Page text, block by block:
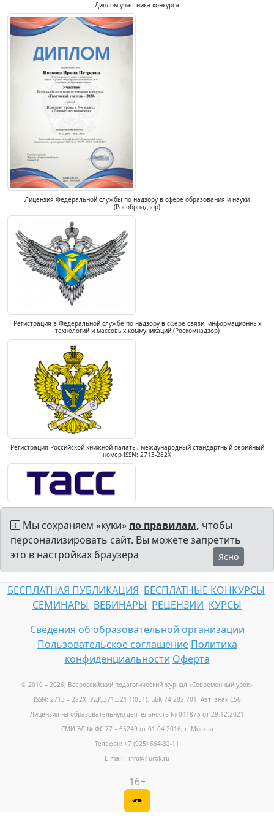
Диплом участника конкурса
Лицензия Федеральной службы по надзору в сфере образования и науки
(Рособрнадзор)
Регистрация в Федеральной службе по надзору в сфере связи, информационных
технологий и массовых коммуникаций (Роскомнадзор)
Регистрация Российской книжной палаты, международный стандартный серийный
номер ISSN: 2713-282X
Мы сохраняем «куки» по правилам, чтобы
персонализировать сайт. Вы можете запретить
это в настройках браузера
Ясно
БЕСПЛАТНАЯ ПУБЛИКАЦИЯ БЕСПЛАТНЫЕ КОНКУРСЫ
СЕМИНАРЫ ВЕБИНАРЫ РЕЦЕНЗИИ КУРСЫ
Сведения об образовательной организации
Пользовательское соглашение Политика
конфиденциальности Оферта
© 2010 – 2026, Всероссийский педагогический журнал «Современный урок»
ISSN: 2713 – 282X, УДК 371.321.1(051), ББК 74.202.701, Авт. знак С56
Лицензия на образовательную деятельность № 041875 от 29.12.2021
СМИ ЭЛ № ФС 77 – 65249 от 01.04.2016, г. Москва
Телефон: +7 (925) 664-32-11
E-mail: info@1urok.ru
16+